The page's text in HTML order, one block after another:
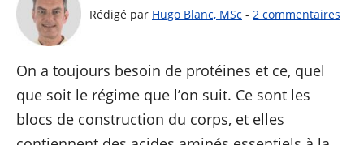
Rédigé par Hugo Blanc, MSc - 2 commentaires
On a toujours besoin de protéines et ce, quel
que soit le régime que l’on suit. Ce sont les
blocs de construction du corps, et elles